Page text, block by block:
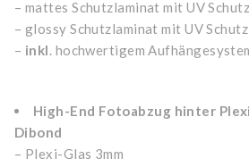
– mattes Schutzlaminat mit UV
– glossy Schutzlaminat mit UV Schutz
– inkl. hochwertigem
High-End Fotoabzug hinter
Dibond
– Plexi-Glas 3mm